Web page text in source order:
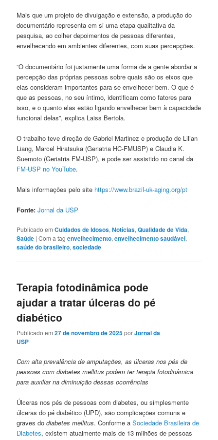
Mais que um projeto de divulgação e extensão, a produção do
documentário representa em si uma etapa qualitativa da
pesquisa, ao colher depoimentos de pessoas diferentes,
envelhecendo em ambientes diferentes, com suas percepções.
“O documentário foi justamente uma forma de a gente abordar a
percepção das próprias pessoas sobre quais são os eixos que
elas consideram importantes para se envelhecer bem. O que é
que as pessoas, no seu íntimo, identificam como fatores para
isso, e o quanto elas estão ligando envelhecer bem à capacidade
funcional delas”, explica Laiss Bertola.
O trabalho teve direção de Gabriel Martinez e produção de Lilian
Liang, Marcel Hiratsuka (Geriatria HC-FMUSP) e Claudia K.
Suemoto (Geriatria FM-USP), e pode ser assistido no canal da
FM-USP no YouTube.
Mais informações pelo site https://www.brazil-uk-aging.org/pt
Fonte:Jornal da USP
Publicado em Cuidados de Idosos,Notícias,Qualidade de Vida,
Saúde |Com a tagenvelhecimento,envelhecimento saudável,
saúde do brasileiro,sociedade
Terapia fotodinâmica pode
ajudar a tratar úlceras do pé
diabético
Publicado em27 de novembro de 2025porJornal da
USP
Com alta prevalência de amputações, as úlceras nos pés de
pessoas com diabetes mellitus podem ter terapia fotodinâmica
para auxiliar na diminuição dessas ocorrências
Úlceras nos pés de pessoas com diabetes, ou simplesmente
úlceras do pé diabético (UPD), são complicações comuns e
graves dodiabetes mellitus. Conforme aSociedade Brasileira de
Diabetes, existem atualmente mais de 13 milhões de pessoas